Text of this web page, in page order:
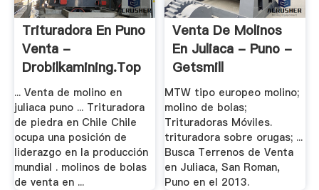
Trituradora En Puno
Venta -
Drobilkamining.top
... Venta de molino en
juliaca puno ... Trituradora
de piedra en Chile Chile
ocupa una posición de
liderazgo en la producción
mundial . molinos de bolas
de venta en ...
Venta De Molinos
En Juliaca - Puno -
Getsmill
MTW tipo europeo molino;
molino de bolas;
Trituradoras Móviles.
trituradora sobre orugas; ...
Busca Terrenos de Venta
en Juliaca, San Roman,
Puno en el 2013.